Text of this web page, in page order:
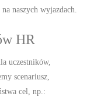
naszych wyjazdach.
HR
uczestników,
scenariusz,
cel, np.: